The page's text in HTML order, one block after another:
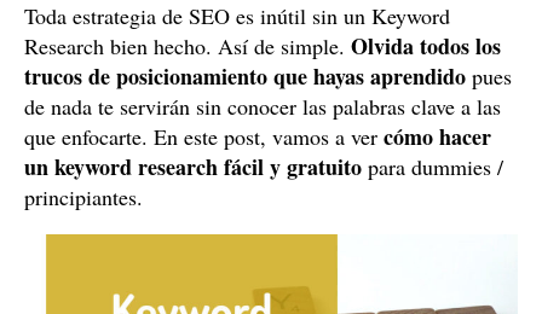
Toda estrategia de SEO es inútil sin un Keyword
Research bien hecho. Así de simple. Olvida todos los
trucos de posicionamiento que hayas aprendido pues
de nada te servirán sin conocer las palabras clave a las
que enfocarte. En este post, vamos a ver cómo hacer
un keyword research fácil y gratuito para dummies /
principiantes.